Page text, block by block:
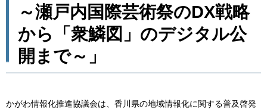
～瀬戸内国際芸術祭のDX戦略
から「衆鱗図」のデジタル公
開まで～」
かがわ情報化推進協議会は、香川県の地域情報化に関する普及啓発